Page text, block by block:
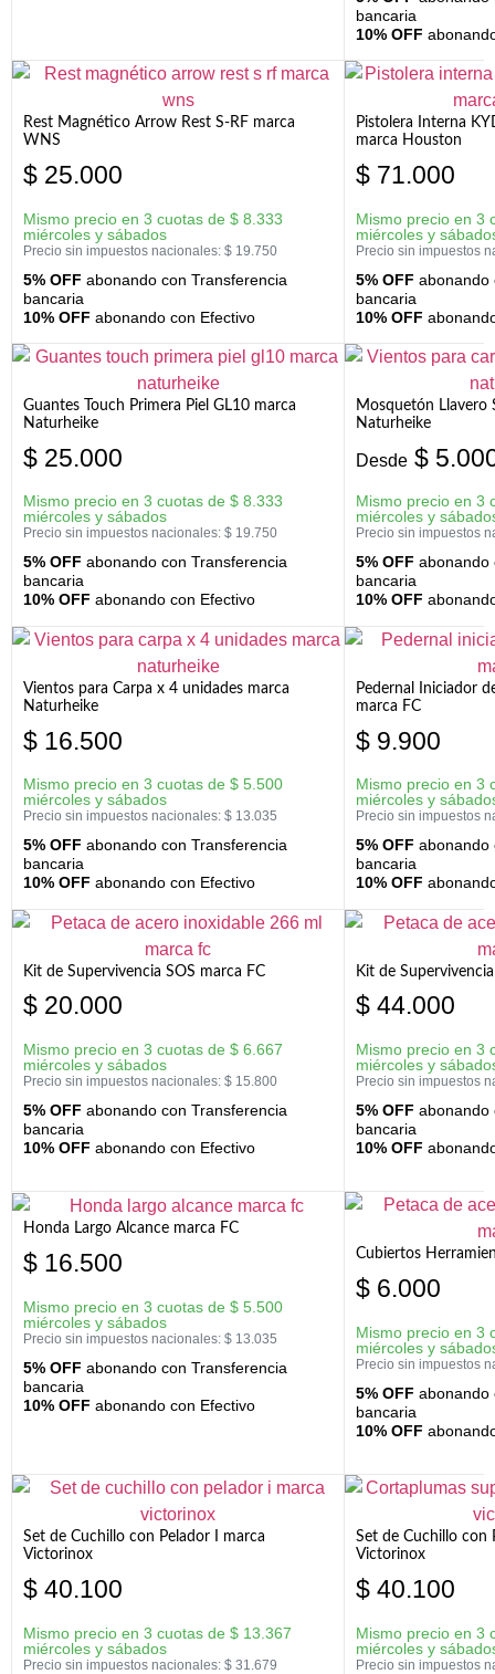
bancaria
10% OFF
Rest Magnético Arrow Rest S-RF marca
WNS
$ 25.000
Mismo precio en 3 cuotas de $ 8.333
miércoles y sábados
Precio sin impuestos nacionales: $ 19.750
5% OFF abonando con Transferencia
bancaria
10% OFF abonando con Efectivo
Pistolera Interna
marca Houston
$ 71.000
Mismo precio en 3
miércoles y
Precio sin impuestos
5% OFF abonando
bancaria
10% OFF
Guantes Touch Primera Piel GL10 marca
Naturheike
$ 25.000
Mismo precio en 3 cuotas de $ 8.333
miércoles y sábados
Precio sin impuestos nacionales: $ 19.750
5% OFF abonando con Transferencia
bancaria
10% OFF abonando con Efectivo
Mosquetón Llavero
Naturheike
Desde $
Mismo precio en 3
miércoles y
Precio sin impuestos
5% OFF abonando
bancaria
10% OFF
Vientos para Carpa x 4 unidades marca
Naturheike
$ 16.500
Mismo precio en 3 cuotas de $ 5.500
miércoles y sábados
Precio sin impuestos nacionales: $ 13.035
5% OFF abonando con Transferencia
bancaria
10% OFF abonando con Efectivo
Pedernal Iniciador
marca FC
$ 9.900
Mismo precio en 3
miércoles y
Precio sin impuestos
5% OFF abonando
bancaria
10% OFF
Kit de Supervivencia SOS marca FC
$ 20.000
Mismo precio en 3 cuotas de $ 6.667
miércoles y sábados
Precio sin impuestos nacionales: $ 15.800
5% OFF abonando con Transferencia
bancaria
10% OFF abonando con Efectivo
Kit de
$ 44.000
Mismo precio en 3
miércoles y
Precio sin impuestos
5% OFF abonando
bancaria
10% OFF
Honda Largo Alcance marca FC
$ 16.500
Mismo precio en 3 cuotas de $ 5.500
miércoles y sábados
Precio sin impuestos nacionales: $ 13.035
5% OFF abonando con Transferencia
bancaria
10% OFF abonando con Efectivo
Cubiertos
$ 6.000
Mismo precio en 3
miércoles y
Precio sin impuestos
5% OFF abonando
bancaria
10% OFF
Set de Cuchillo con Pelador I marca
Victorinox
$ 40.100
Mismo precio en 3 cuotas de $ 13.367
miércoles y sábados
Precio sin impuestos nacionales: $ 31.679
Set de Cuchillo con
Victorinox
$ 40.100
Mismo precio en 3
miércoles y
Precio sin impuestos